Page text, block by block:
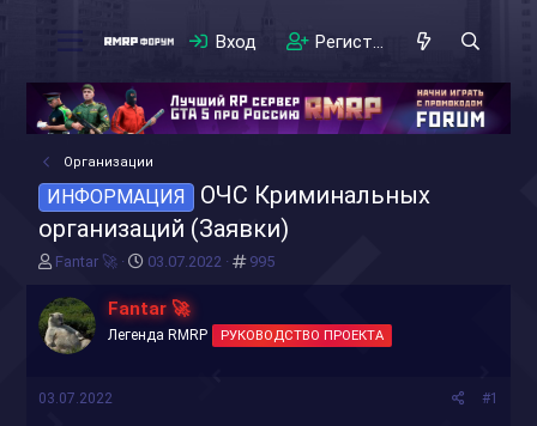
Вход Регистрация
Организации
ИНФОРМАЦИЯ
ОЧС Криминальных
организаций (Заявки)
А
т
о
р
е
Fantar 🚀
Д
т
а
н
03.07.2022 #
995
Fantar 🚀
Легенда RMRP РУКОВОДСТВО ПРОЕКТА
03.07.2022 #1